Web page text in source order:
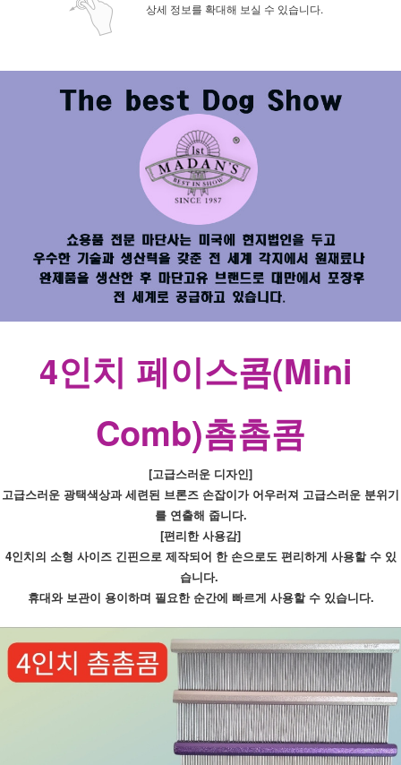
상세 정보를 확대해 보실 수 있습니다.
4인치 페이스콤(Mini
Comb)촘촘콤
[고급스러운 디자인]
고급스러운 광택색상과 세련된 브론즈 손잡이가 어우러져 고급스러운 분위기
를 연출해 줍니다.
[편리한 사용감]
4인치의 소형 사이즈 긴핀으로 제작되어 한 손으로도 편리하게 사용할 수 있
습니다.
휴대와 보관이 용이하며 필요한 순간에 빠르게 사용할 수 있습니다.